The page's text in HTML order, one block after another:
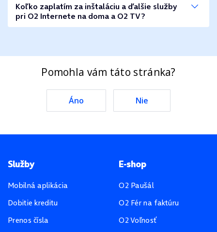
Koľko zaplatím za inštaláciu a ďalšie služby
pri O2 Internete na doma a O2 TV?
Pomohla vám táto stránka?
Pätička stránky
Služby
Mobilná aplikácia
Dobitie kreditu
Prenos čísla
E-shop
O2 Paušál
O2 Fér na faktúru
O2 Voľnosť